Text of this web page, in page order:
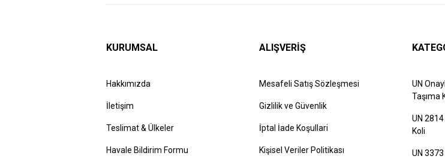
KURUMSAL
Hakkımızda
İletişim
Teslimat & Ülkeler
Havale Bildirim Formu
ALIŞVERİŞ
Mesafeli Satış Sözleşmesi
Gizlilik ve Güvenlik
İptal İade Koşullari
Kişisel Veriler Politikası
UN
Taşıma
UN 2814
Koli
UN 3373